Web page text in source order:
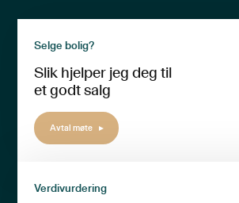
Selge bolig?
Slik hjelper jeg deg til
et godt salg
Avtal møte
Verdivurdering